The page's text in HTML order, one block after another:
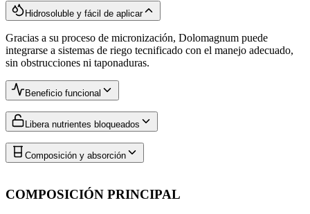
Hidrosoluble y fácil de aplicar
Gracias a su proceso de micronización, Dolomagnum puede
integrarse a sistemas de riego tecnificado con el manejo adecuado,
sin obstrucciones ni taponaduras.
Beneficio funcional
Libera nutrientes bloqueados
Composición y absorción
COMPOSICIÓN PRINCIPAL